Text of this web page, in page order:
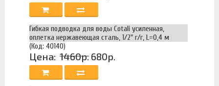
Гибкая подводка для воды Cotali усиленная,
оплетка нержавеющая сталь, 1/2" г/г, L=0,4 м
(Код: 40140)
Цена: 1460р. 680р.